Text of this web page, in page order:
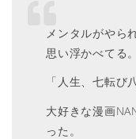
メンタルがやら
思い浮かべてる。
「人生、七転び
大好きな漫画
った。